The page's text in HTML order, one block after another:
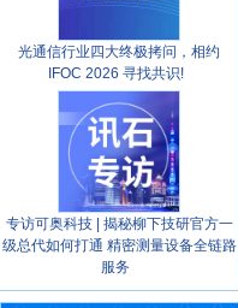
光通信行业四大终极拷问，相约
IFOC 2026 寻找共识!
专访可奥科技 | 揭秘柳下技研官方一
级总代如何打通 精密测量设备全链路
服务